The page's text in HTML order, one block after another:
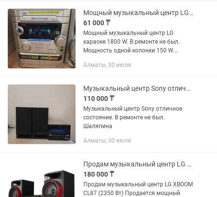
Мощный музыкальный центр LG караоке 1800 W
61 000 ₸
Мощный музыкальный центр LG
караоке 1800 W. В ремонте не был.
Мощность одной колонки 150 W.
Алматы, 30 июля
Музыкальный центр Sony отличное состояние
110 000 ₸
Музыкальный центр Sony отличное
состояние. В ремонте не был.
Шаляпина
Алматы, 30 июля
Продам музыкальный центр LG CL87
180 000 ₸
Продам музыкальный центр LG XBOOM
CL87 (2350 Вт) Продается мощный